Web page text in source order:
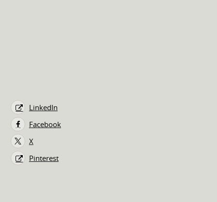
LinkedIn
Facebook
X
Pinterest